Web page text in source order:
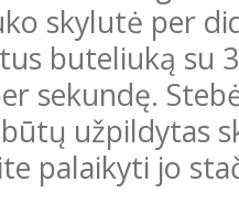
skylutė per
buteliuką su
sekundę.
užpildytas
palaikyti jo